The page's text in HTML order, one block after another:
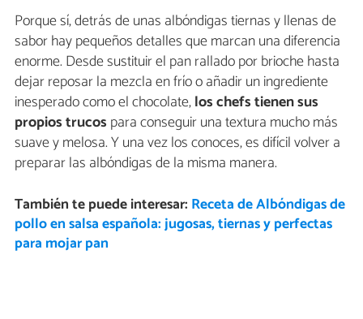
Porque sí, detrás de unas albóndigas tiernas y llenas de
sabor hay pequeños detalles que marcan una diferencia
enorme. Desde sustituir el pan rallado por brioche hasta
dejar reposar la mezcla en frío o añadir un ingrediente
inesperado como el chocolate,los chefs tienen sus
propios trucos para conseguir una textura mucho más
suave y melosa. Y una vez los conoces, es difícil volver a
preparar las albóndigas de la misma manera.
También te puede interesar: Receta de Albóndigas de
pollo en salsa española: jugosas, tiernas y perfectas
para mojar pan